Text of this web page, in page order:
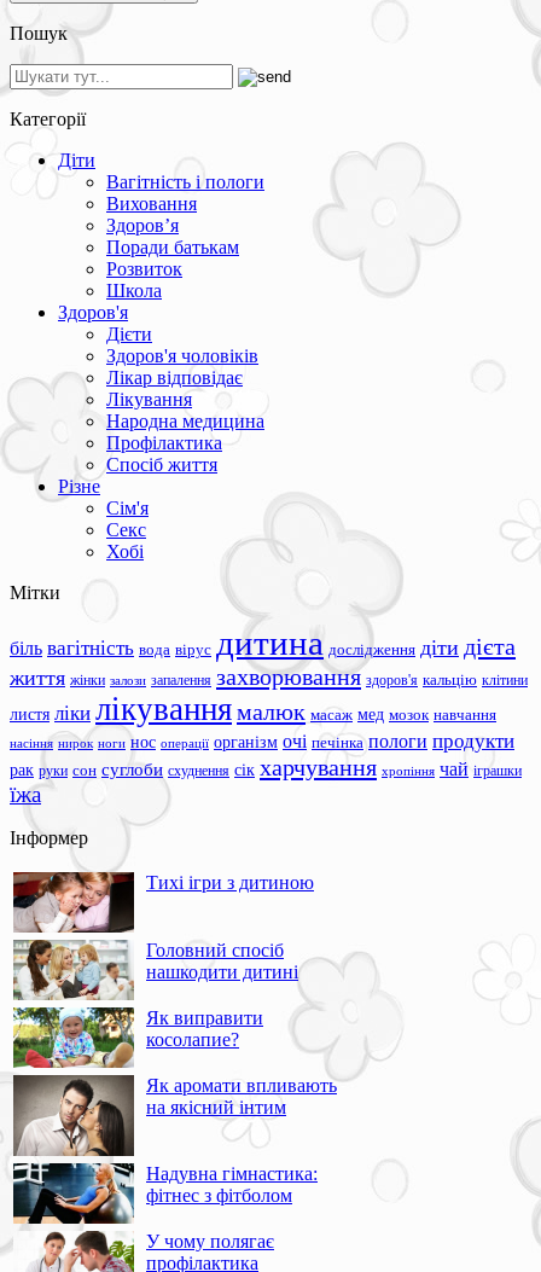
Пошук
Категорії
Діти
Вагітність і пологи
Виховання
Здоров’я
Поради батькам
Розвиток
Школа
Здоров'я
Дієти
Здоров'я чоловіків
Лікар відповідає
Лікування
Народна медицина
Профілактика
Спосіб життя
Різне
Сім'я
Секс
Хобі
Мітки
біль вагітність вода вірус дитина дослідження діти дієта
життя жінки залози запалення захворювання здоров'я кальцію клітини
листя ліки лікуваннямалюк масаж мед мозок навчання
насіння нирок ноги нос операції організм очі печінка пологи продукти
рак руки сон суглоби схуднення сік харчування хропіння чай іграшки
їжа
Інформер
Тихі ігри з дитиною
Головний спосіб
нашкодити дитині
Як виправити
косолапие?
Як аромати впливають
на якісний інтим
Надувна гімнастика:
фітнес з фітболом
У чому полягає
профілактика